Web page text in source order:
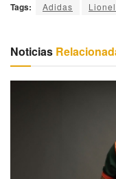
Tags: Adidas
Noticias